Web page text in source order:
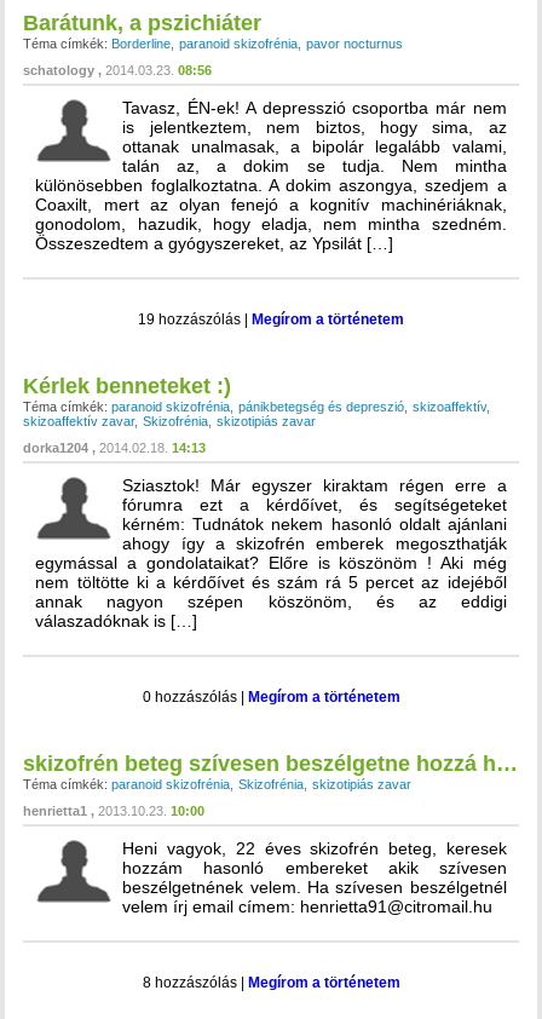
Barátunk, a pszichiáter
Téma címkék: Borderline paranoid skizofrénia
pavor nocturnus
schatology
2014.03.23. 08:56
Tavasz, ÉN-ek! A depresszió csoportba már nem
is jelentkeztem, nem biztos, hogy sima, az
ottanak unalmasak, a bipolár legalább valami,
talán az, a dokim se tudja. Nem mintha
különösebben foglalkoztatna. A dokim aszongya, szedjem a
Coaxilt, mert az olyan fenejó a kognitív machinériáknak,
gonodolom, hazudik, hogy eladja, nem mintha szedném.
Összeszedtem a gyógyszereket, az Ypsilát […]
19 hozzászólás Megírom a történetem
Kérlek benneteket :)
Téma címkék: paranoid skizofrénia pánikbetegség és depreszió
skizoaffektív
skizoaffektív zavar Skizofrénia
skizotipiás zavar
dorka1204
2014.02.18. 14:13
Sziasztok! Már egyszer kiraktam régen erre a
fórumra ezt a kérdőívet, és segítségeteket
kérném: Tudnátok nekem hasonló oldalt ajánlani
ahogy így a skizofrén emberek megoszthatják
egymással a gondolataikat? Előre is köszönöm ! Aki még
nem töltötte ki a kérdőívet és szám rá 5 percet az idejéből
annak nagyon szépen köszönöm, és az eddigi
válaszadóknak is […]
0 hozzászólás| Megírom a történetem
skizofrén beteg szívesen beszélgetne hozzá hasonló betegekkel :)
Téma címkék: paranoid skizofrénia Skizofrénia
skizotipiás zavar
henrietta1
2013.10.23. 10:00
Heni vagyok, 22 éves skizofrén beteg, keresek
hozzám hasonló embereket akik szívesen
beszélgetnének velem. Ha szívesen beszélgetnél
velem írj email címem: henrietta91@citromail.hu
8 hozzászólás| Megírom a történetem